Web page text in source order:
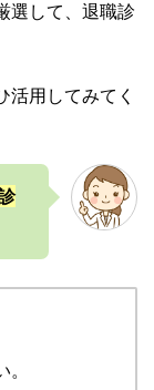
選して、退職診
活用してみてく